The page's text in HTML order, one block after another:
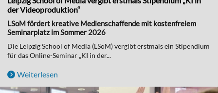
der Videoproduktion“
LSoM fördert kreative Medienschaffende mit kostenfreiem
Seminarplatz im Sommer 2026
Die Leipzig School of Media (LSoM) vergibt erstmals ein Stipendium
für das Online-Seminar „KI in der...
Weiterlesen